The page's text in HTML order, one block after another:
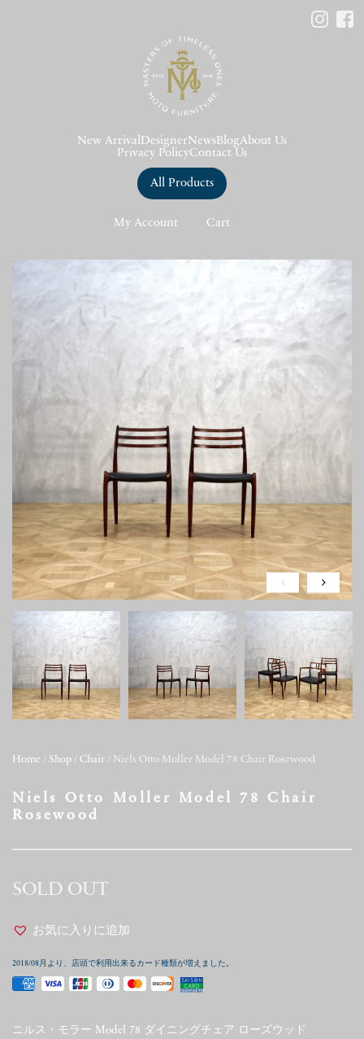
New Arrival DesignerNews BlogAbout Us
Privacy PolicyContact Us
All Products
My Account Cart
Home / Shop / Chair / Niels Otto Moller Model 78 Chair Rosewood
Niels Otto Moller Model 78 Chair
Rosewood
SOLD OUT
お気に入りに追加
2018/08月より、店頭で利用出来るカード種類が増えました。
ニルス・モラー Model 78 ダイニングチェア ローズウッド